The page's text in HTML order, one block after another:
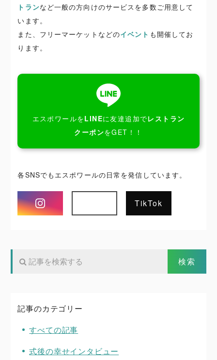
トランなど一般の方向けのサービスを多数ご用意して
います。
また、フリーマーケットなどのイベント も開催してお
ります。
エスポワールをLINEに友達追加でレストラン
クーポンをGET！！
各SNSでもエスポワールの日常を発信しています。
Instagram
TikTok
記事のカテゴリー
すべての記事
式後の幸せインタビュー